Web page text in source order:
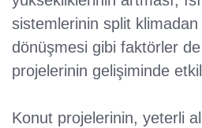
sistemlerinin split klimadan
dönüşmesi gibi faktörler
projelerinin gelişiminde
Konut projelerinin, yeterli